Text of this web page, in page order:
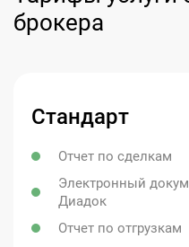
брокера
Стандарт
Отчет по сделкам
Электронный
Диадок
Отчет по отгрузкам